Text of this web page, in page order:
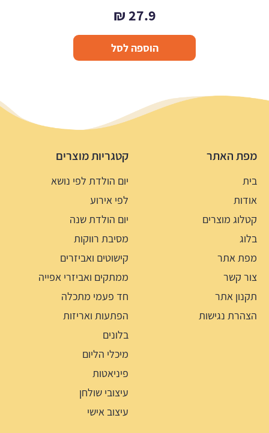
27.9
₪
הוספה לסל
מפת האתר
בית
אודות
קטלוג מוצרים
בלוג
מפת אתר
צור קשר
תקנון אתר
הצהרת נגישות
קטגריות מוצרים
יום הולדת לפי נושא
לפי אירוע
יום הולדת שנה
מסיבת רווקות
קישוטים ואביזרים
ממתקים ואביזרי אפייה
חד פעמי מתכלה
הפתעות ואריזות
בלונים
מיכלי הליום
פיניאטות
עיצובי שולחן
עיצוב אישי